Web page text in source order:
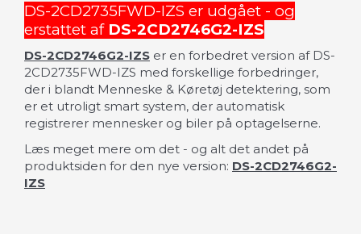
DS-2CD2735FWD-IZS er udgået - og
erstattet af DS-2CD2746G2-IZS
DS-2CD2746G2-IZS er en forbedret version af DS-
2CD2735FWD-IZS med forskellige forbedringer,
der i blandt Menneske & Køretøj detektering, som
er et utroligt smart system, der automatisk
registrerer mennesker og biler på optagelserne.
Læs meget mere om det - og alt det andet på
produktsiden for den nye version: DS-2CD2746G2-
IZS